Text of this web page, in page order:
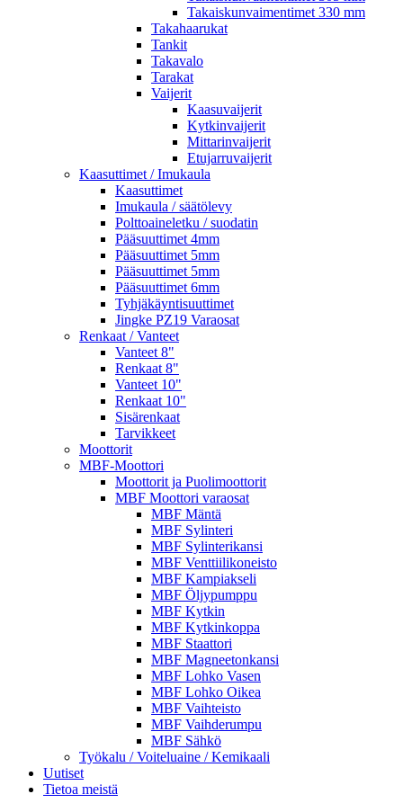
Takaiskunvaimentimet 330 mm
Takahaarukat
Tankit
Takavalo
Tarakat
Vaijerit
Kaasuvaijerit
Kytkinvaijerit
Mittarinvaijerit
Etujarruvaijerit
Kaasuttimet / Imukaula
Kaasuttimet
Imukaula / säätölevy
Polttoaineletku / suodatin
Pääsuuttimet 4mm
Pääsuuttimet 5mm
Pääsuuttimet 5mm
Pääsuuttimet 6mm
Tyhjäkäyntisuuttimet
Jingke PZ19 Varaosat
Renkaat / Vanteet
Vanteet 8"
Renkaat 8"
Vanteet 10"
Renkaat 10"
Sisärenkaat
Tarvikkeet
Moottorit
MBF-Moottori
Moottorit ja Puolimoottorit
MBF Moottori varaosat
MBF Mäntä
MBF Sylinteri
MBF Sylinterikansi
MBF Venttiilikoneisto
MBF Kampiakseli
MBF Öljypumppu
MBF Kytkin
MBF Kytkinkoppa
MBF Staattori
MBF Magneetonkansi
MBF Lohko Vasen
MBF Lohko Oikea
MBF Vaihteisto
MBF Vaihderumpu
MBF Sähkö
Työkalu / Voiteluaine / Kemikaali
Uutiset
Tietoa meistä